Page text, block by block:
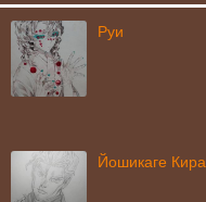
Руи
Йошикаге Кира